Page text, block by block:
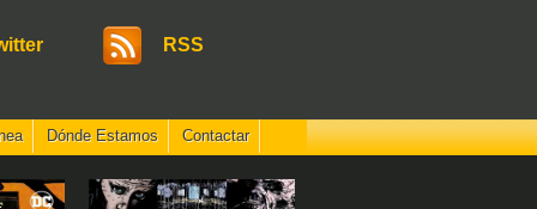
RSS
Dónde Estamos Contactar